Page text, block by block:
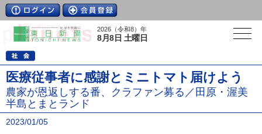
2026（令和8）年
8月8日 土曜日
医療従事者に感謝とミニトマト届けよう
農家が恩返しする番、クラファン募る／田原・渥美
半島とまとランド
2023/01/05